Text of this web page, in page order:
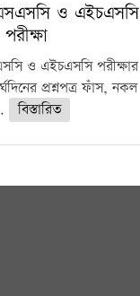
ও এইচএসসি
পরীক্ষা
ও এইচএসসি পরীক্ষার
প্রশ্নপত্র ফাঁস, নকল
বিস্তারিত